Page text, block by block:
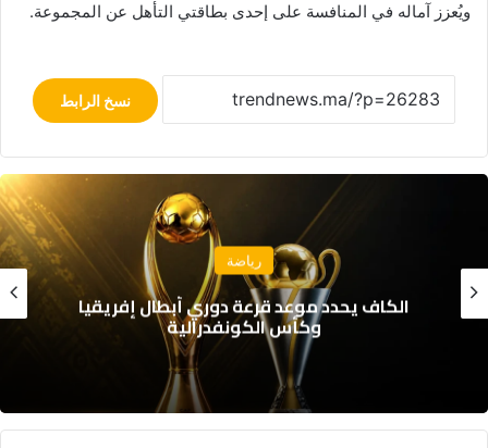
ويُعزز آماله في المنافسة على إحدى بطاقتي التأهل عن المجموعة.
نسخ الرابط
رياضة
أيمن الحسوني يعود إلى الوداد الرياضي بعقد
يمتد لموسم واحد